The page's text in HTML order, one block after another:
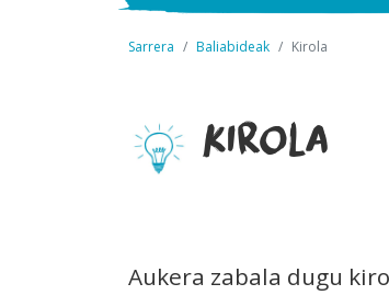
Sarrera Baliabideak Kirola
Kirola
Aukera zabala dugu